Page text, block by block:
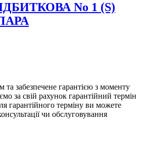
No 1 (S)
забезпечене гарантією з моменту
за свій рахунок гарантійний термін
гарантійного терміну ви можете
чи обслуговування